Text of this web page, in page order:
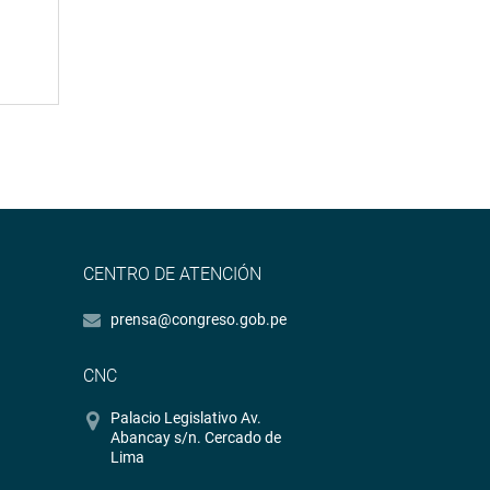
CENTRO DE ATENCIÓN
prensa@congreso.gob.pe
CNC
Palacio Legislativo Av.
Abancay s/n. Cercado de
Lima